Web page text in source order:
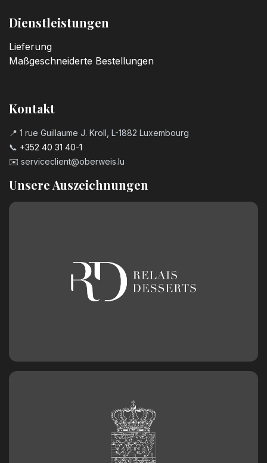
Dienstleistungen
Lieferung
Maßgeschneiderte Bestellungen
Kontakt
📍 1 rue Guillaume J. Kroll, L-1882 Luxembourg
📞 +352 40 31 40-1
✉️ serviceclient@oberweis.lu
Unsere Auszeichnungen